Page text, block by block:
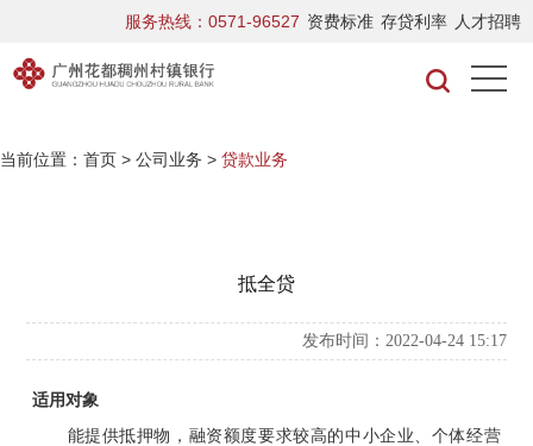
服务热线：0571-96527 资费标准 存贷利率 人才招聘
当前位置： 首页 > 公司业务 > 贷款业务
抵全贷
发布时间：2022-04-24 15:17
适用对象
能提供抵押物，融资额度要求较高的中小企业、个体经营